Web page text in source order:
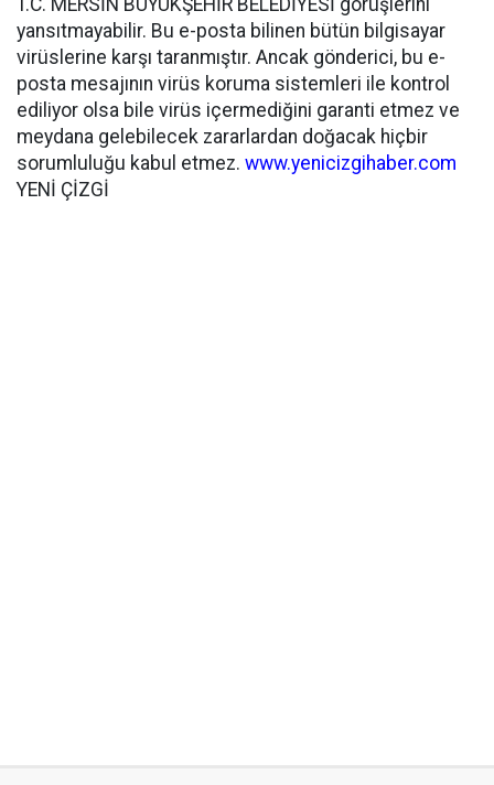
T.C. MERSİN BÜYÜKŞEHİR BELEDİYESİ görüşlerini
yansıtmayabilir. Bu e-posta bilinen bütün bilgisayar
virüslerine karşı taranmıştır. Ancak gönderici, bu e-
posta mesajının virüs koruma sistemleri ile kontrol
ediliyor olsa bile virüs içermediğini garanti etmez ve
meydana gelebilecek zararlardan doğacak hiçbir
sorumluluğu kabul etmez. www.yenicizgihaber.com
YENİ ÇİZGİ